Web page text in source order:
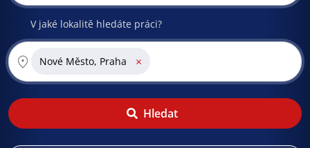
V jaké lokalitě hledáte práci?
Nové Město, Praha ×
Hledat